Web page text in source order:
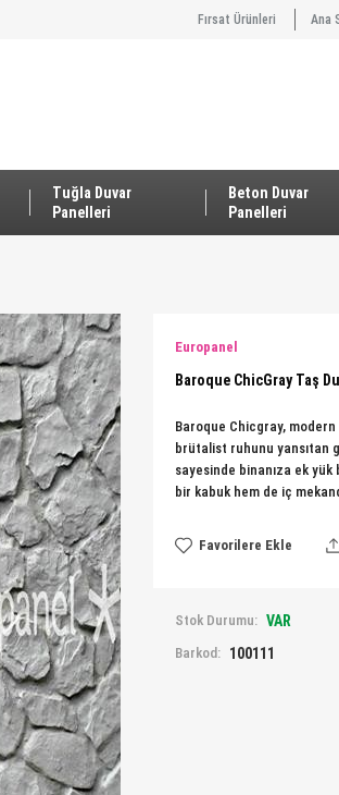
Fırsat Ürünleri Ana
Tuğla Duvar
Panelleri
Beton Duvar
Panelleri
Europanel
Baroque ChicGray Taş
Baroque Chicgray,
brütalist ruhunu yansıtan
sayesinde binanıza ek
bir kabuk hem de iç
Favorilere Ekle
Stok Durumu: VAR
Barkod: 100111